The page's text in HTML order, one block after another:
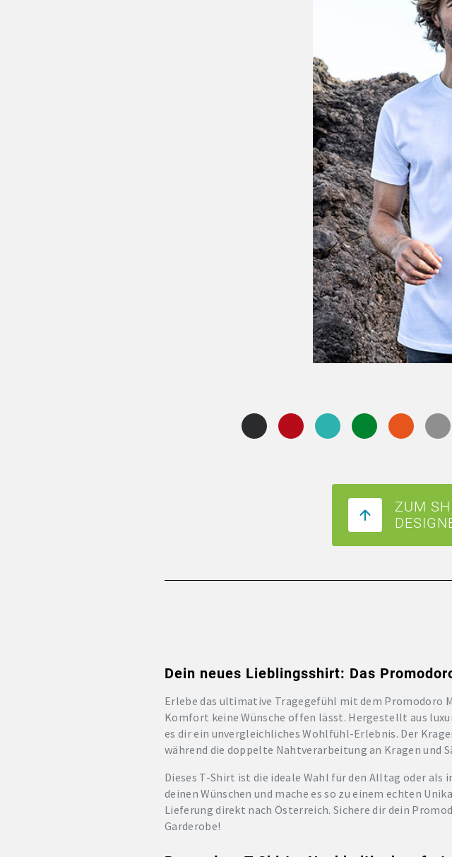
ZUM
Dein neues Lieblingsshirt: Das
Erlebe das ultimative Tragegefühl mit dem Promodoro
Komfort keine Wünsche offen lässt. Hergestellt aus
es dir ein unvergleichliches Wohlfühl-Erlebnis. Der
während die doppelte Nahtverarbeitung an Kragen und
Dieses T-Shirt ist die ideale Wahl für den Alltag oder als
deinen Wünschen und mache es so zu einem echten
Lieferung direkt nach Österreich. Sichere dir dein
Garderobe!